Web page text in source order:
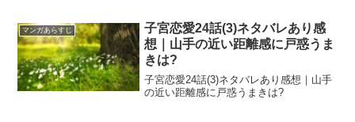
マンガあらすじ
子宮恋愛24話(3)ネタバレあり感
想｜山手の近い距離感に戸惑うま
きは?
子宮恋愛24話(3)ネタバレあり感想｜山手
の近い距離感に戸惑うまきは?